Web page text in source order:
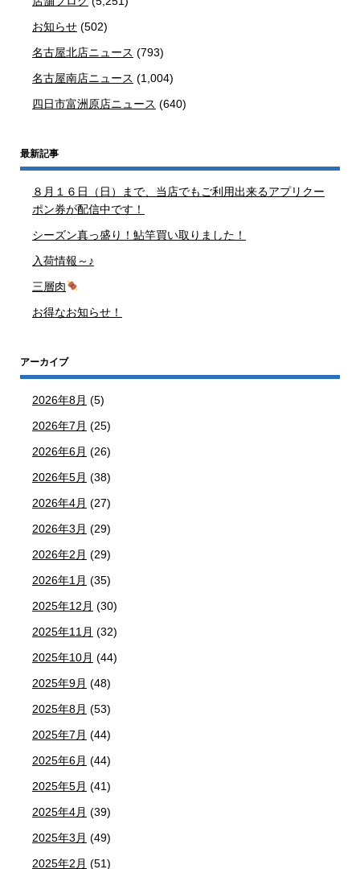
お知らせ (502)
名古屋北店ニュース (793)
名古屋南店ニュース (1,004)
四日市富洲原店ニュース (640)
最新記事
８月１６日（日）まで、当店でもご利用出来るアプリクー
ポン券が配信中です！
シーズン真っ盛り！鮎竿買い取りました！
入荷情報～♪
三層肉
お得なお知らせ！
アーカイブ
2026年8月 (5)
2026年7月 (25)
2026年6月 (26)
2026年5月 (38)
2026年4月 (27)
2026年3月 (29)
2026年2月 (29)
2026年1月 (35)
2025年12月 (30)
2025年11月 (32)
2025年10月 (44)
2025年9月 (48)
2025年8月 (53)
2025年7月 (44)
2025年6月 (44)
2025年5月 (41)
2025年4月 (39)
2025年3月 (49)
2025年2月 (51)